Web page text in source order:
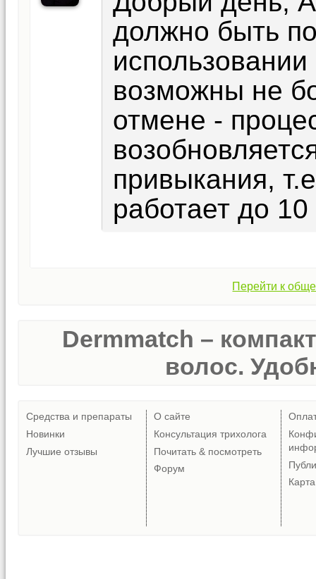
должно быть
использовании
возможны не
отмене -
привыкания,
работает до 10
Перейти к
Dermmatch –
волос.
Средства и препараты
Новинки
Лучшие отзывы
О сайте
Консультация трихолога
Почитать & посмотреть
Форум